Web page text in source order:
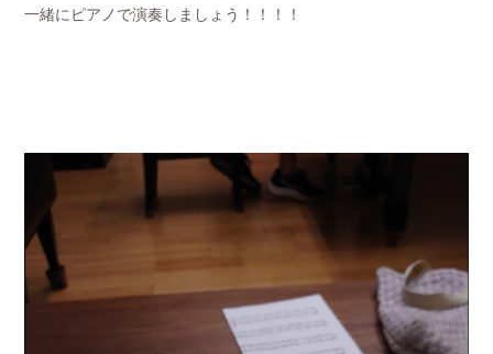
一緒にピアノで演奏しましょう！！！！